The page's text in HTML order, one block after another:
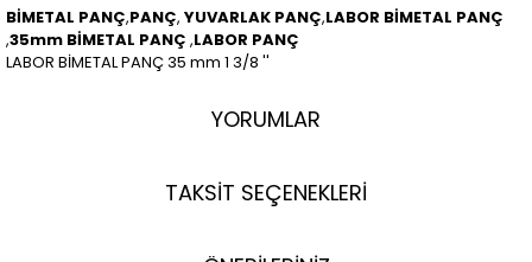
BİMETAL PANÇ,PANÇ, YUVARLAK PANÇ,LABOR BİMETAL PANÇ
,35mm BİMETAL PANÇ ,LABOR PANÇ
LABOR BİMETAL PANÇ 35 mm 1 3/8 ''
YORUMLAR
TAKSİT SEÇENEKLERİ